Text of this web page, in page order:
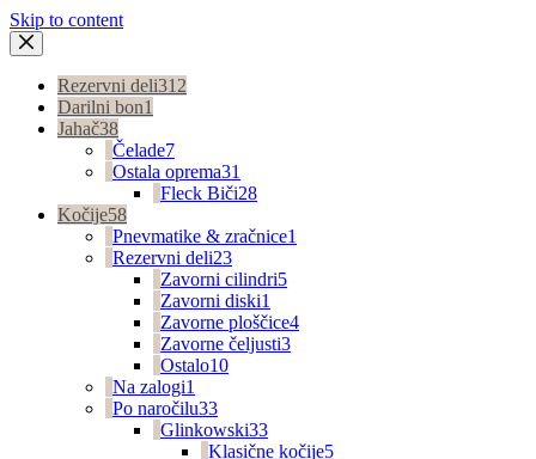
Skip to content
Rezervni deli312
Darilni bon1
Jahač38
Čelade7
Ostala oprema31
Fleck Biči28
Kočije58
Pnevmatike & zračnice1
Rezervni deli23
Zavorni cilindri5
Zavorni diski1
Zavorne ploščice4
Zavorne čeljusti3
Ostalo10
Na zalogi1
Po naročilu33
Glinkowski33
Klasične kočije5